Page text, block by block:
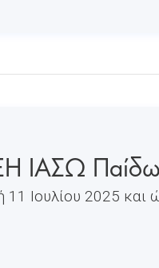
ΙΑΣΩ
Ιουλίου 2025 και